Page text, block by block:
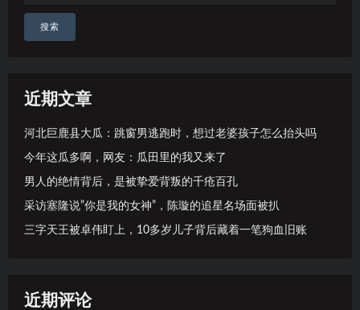
搜索
近期文章
河北巨鹿县大瓜：跳窗男逃跑时，想过老婆孩子怎么抬头吗
今年这瓜多啊，网友：瓜田里的我又来了
男人的绝情背后，是被挚爱背叛的千疮百孔
采访塞隆说”你是我的女神”，陈璇的追星名场面被扒
三字天王被卓伟盯上，10多岁儿子背后藏着一笔狗血旧账
近期评论